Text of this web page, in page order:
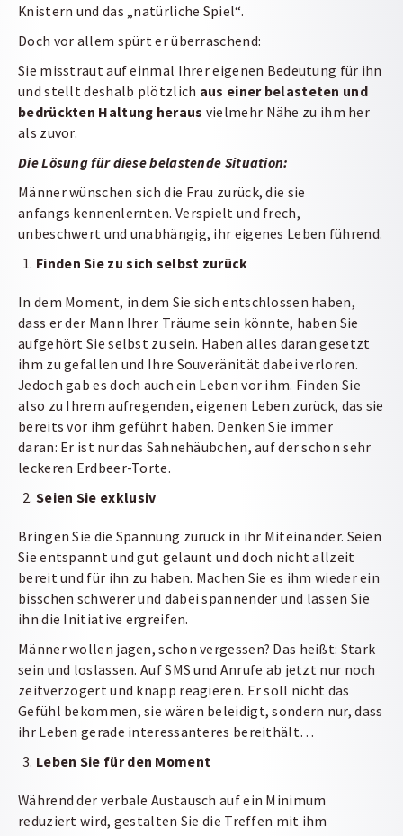
Knistern und das „natürliche Spiel“.
Doch vor allem spürt er überraschend:
Sie misstraut auf einmal Ihrer eigenen Bedeutung für ihn
und stellt deshalb plötzlich aus einer belasteten und
bedrückten Haltung heraus vielmehr Nähe zu ihm her
als zuvor.
Die Lösung für diese belastende Situation:
Männer wünschen sich die Frau zurück, die sie
anfangs kennenlernten. Verspielt und frech,
unbeschwert und unabhängig, ihr eigenes Leben führend.
Finden Sie zu sich selbst zurück
In dem Moment, in dem Sie sich entschlossen haben,
dass er der Mann Ihrer Träume sein könnte, haben Sie
aufgehört Sie selbst zu sein. Haben alles daran gesetzt
ihm zu gefallen und Ihre Souveränität dabei verloren.
Jedoch gab es doch auch ein Leben vor ihm. Finden Sie
also zu Ihrem aufregenden, eigenen Leben zurück, das sie
bereits vor ihm geführt haben. Denken Sie immer
daran: Er ist nur das Sahnehäubchen, auf der schon sehr
leckeren Erdbeer-Torte.
Seien Sie exklusiv
Bringen Sie die Spannung zurück in ihr Miteinander. Seien
Sie entspannt und gut gelaunt und doch nicht allzeit
bereit und für ihn zu haben. Machen Sie es ihm wieder ein
bisschen schwerer und dabei spannender und lassen Sie
ihn die Initiative ergreifen.
Männer wollen jagen, schon vergessen? Das heißt: Stark
sein und loslassen. Auf SMS und Anrufe ab jetzt nur noch
zeitverzögert und knapp reagieren. Er soll nicht das
Gefühl bekommen, sie wären beleidigt, sondern nur, dass
ihr Leben gerade interessanteres bereithält…
Leben Sie für den Moment
Während der verbale Austausch auf ein Minimum
reduziert wird, gestalten Sie die Treffen mit ihm